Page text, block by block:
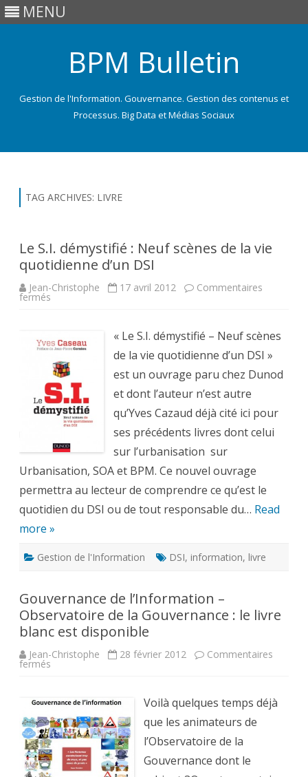
MENU
BPM Bulletin
Gestion de l'Information. Gouvernance. Gestion des contenus et
Processus. Big Data et Médias Sociaux
TAG ARCHIVES: LIVRE
Le S.I. démystifié : Neuf scènes de la vie
quotidienne d’un DSI
Jean-Christophe 17 avril 2012 Commentaires
fermés
Neuf
scènes
de
la
vie
quotidienne
d’un
DSI
« Le S.I. démystifié – Neuf scènes
de la vie quotidienne d’un DSI »
est un ouvrage paru chez Dunod
et dont l’auteur n’est autre
qu’Yves Cazaud déjà cité ici pour
ses précédents livres dont celui
sur l’urbanisation sur
Urbanisation, SOA et BPM. Ce nouvel ouvrage
permettra au lecteur de comprendre ce qu’est le
quotidien du DSI ou de tout responsable du… Read
more »
Gestion de l'Information DSI, information, livre
Gouvernance de l’Information –
Observatoire de la Gouvernance : le livre
blanc est disponible
Jean-Christophe 28 février 2012 Commentaires
fermés
–
de
la
Gouvernance
:
le
livre
Voilà quelques temps déjà
que les animateurs de
l’Observatoire de la
Gouvernance dont le